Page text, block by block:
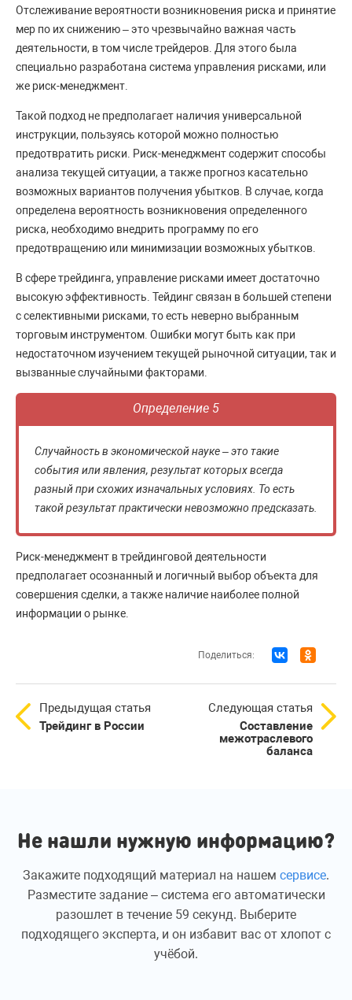
Отслеживание вероятности возникновения риска и принятие
мер по их снижению – это чрезвычайно важная часть
деятельности, в том числе трейдеров. Для этого была
специально разработана система управления рисками, или
же риск-менеджмент.
Такой подход не предполагает наличия универсальной
инструкции, пользуясь которой можно полностью
предотвратить риски. Риск-менеджмент содержит способы
анализа текущей ситуации, а также прогноз касательно
возможных вариантов получения убытков. В случае, когда
определена вероятность возникновения определенного
риска, необходимо внедрить программу по его
предотвращению или минимизации возможных убытков.
В сфере трейдинга, управление рисками имеет достаточно
высокую эффективность. Тейдинг связан в большей степени
с селективными рисками, то есть неверно выбранным
торговым инструментом. Ошибки могут быть как при
недостаточном изучением текущей рыночной ситуации, так и
вызванные случайными факторами.
Определение 5
Случайность в экономической науке – это такие
события или явления, результат которых всегда
разный при схожих изначальных условиях. То есть
такой результат практически невозможно предсказать.
Риск-менеджмент в трейдинговой деятельности
предполагает осознанный и логичный выбор объекта для
совершения сделки, а также наличие наиболее полной
информации о рынке.
Поделиться:
Предыдущая статья
Трейдинг в России
Следующая статья
Составление
межотраслевого
баланса
Не нашли нужную информацию?
Закажите подходящий материал на нашем сервисе.
Разместите задание – система его автоматически
разошлет в течение 59 секунд. Выберите
подходящего эксперта, и он избавит вас от хлопот с
учёбой.